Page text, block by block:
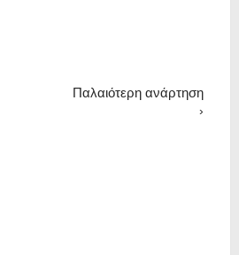
Παλαιότερη ανάρτηση
›